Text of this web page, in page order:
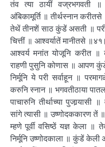
तंव त्या ठायीं वज्रभगवती
अंबिकामूर्ति ॥ तीर्थस्नान
तेथें तीनशें साठ कुंडें असती ॥
चित्तीं ॥ आश्वर्यातें मानीतसे
आश्वर्य मनांत योजूनि करीत
राहणी पुसुनि कोणास ॥ आपण कुंडें
निर्मूनि ये परी सर्वाहून ॥
करुनि स्नान ॥ भगवतीठाया
पाचारुनि तीर्थाच्या पुजार्‍यासी
सांगे त्यासी ॥ उष्णोदककारण तें
म्हणे पूर्वी वसिष्ठें यज्ञ केला ॥
निर्मूनि उष्णोदकाला ॥ कुंडें